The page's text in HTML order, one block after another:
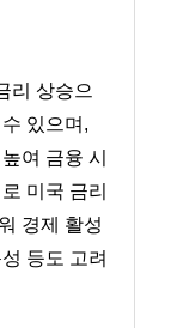
리 상승으
있으며,
여 금융 시
미국 금리
경제 활성
등도 고려